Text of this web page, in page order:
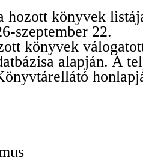
hozott könyvek
szeptember 22.
könyvek
alapján. A